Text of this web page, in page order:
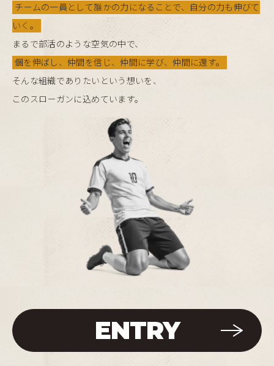
チームの一員として誰かの力になることで、自分の力も伸びて
いく。
まるで部活のような空気の中で、
個を伸ばし、仲間を信じ、仲間に学び、仲間に還す。
そんな組織でありたいという想いを、
このスローガンに込めています。
ENTRY